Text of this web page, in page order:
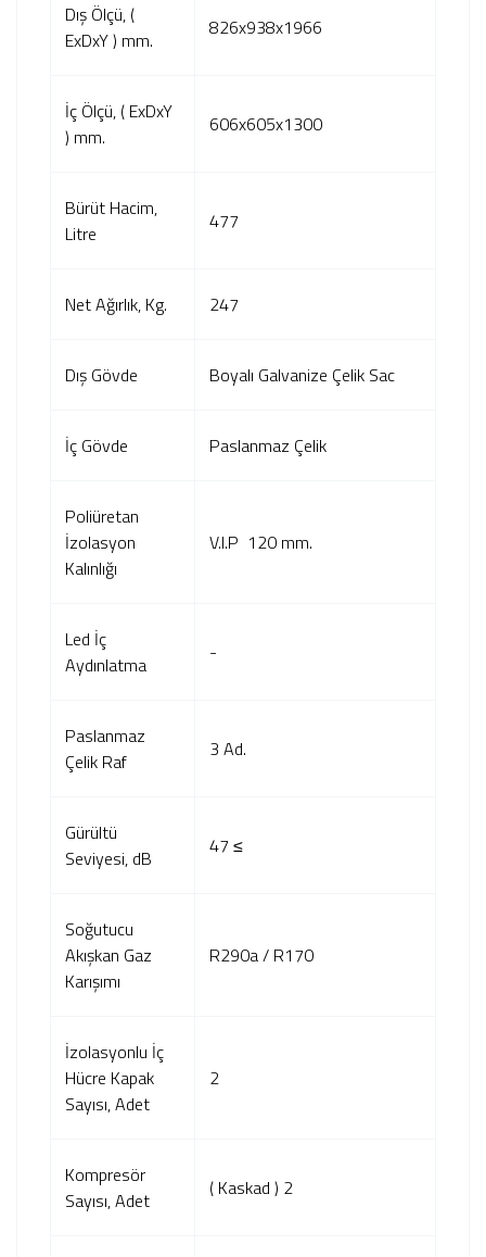
Dış Ölçü, (
ExDxY ) mm.
826x938x1966
İç Ölçü, ( ExDxY
) mm.
606x605x1300
Bürüt Hacim,
Litre
477
Net Ağırlık, Kg. 247
Dış Gövde Boyalı Galvanize Çelik Sac
İç Gövde Paslanmaz Çelik
Poliüretan
İzolasyon
Kalınlığı
V.I.P 120 mm.
Led İç
Aydınlatma
-
Paslanmaz
Çelik Raf
3 Ad.
Gürültü
Seviyesi, dB
47 ≤
Soğutucu
Akışkan Gaz
Karışımı
R290a / R170
İzolasyonlu İç
Hücre Kapak
Sayısı, Adet
2
Kompresör
Sayısı, Adet
( Kaskad ) 2